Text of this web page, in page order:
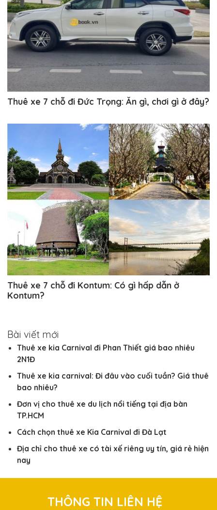
Thuê xe 7 chỗ đi Đức Trọng: Ăn gì, chơi gì ở đây?
Thuê xe 7 chỗ đi Kontum: Có gì hấp dẫn ở
Kontum?
Bài viết mới
Thuê xe kia Carnival đi Phan Thiết giá bao nhiêu
2N1Đ
Thuê xe kia carnival: Đi đâu vào cuối tuần? Giá thuê
bao nhiêu?
Đơn vị cho thuê xe du lịch nổi tiếng tại địa bàn
TP.HCM
Cách chọn thuê xe Kia Carnival đi Đà Lạt
Địa chỉ cho thuê xe có tài xế riêng uy tín, giá rẻ hiện
nay
THÔNG TIN LIÊN HỆ